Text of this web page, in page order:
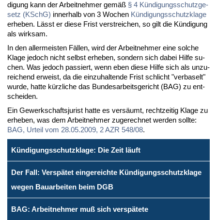
di­gung kann der Ar­beit­neh­mer ge­mäß § 4 Kün­di­gungs­schutz­ge­
setz (KSchG) in­ner­halb von 3 Wo­chen Kün­di­gungs­schutz­kla­ge
er­he­ben. Lässt er die­se Frist ver­strei­chen, so gilt die Kün­di­gung
als wirk­sam.
In den al­ler­meis­ten Fäl­len, wird der Ar­beit­neh­mer ei­ne sol­che
Kla­ge je­doch nicht selbst er­he­ben, son­dern sich da­bei Hil­fe su­
chen. Was je­doch pas­siert, wenn eben die­se Hil­fe sich als un­zu­
rei­chend er­weist, da die ein­zu­hal­ten­de Frist schlicht "ver­ba­selt"
wur­de, hat­te kürz­li­che das Bun­des­ar­beits­ge­richt (BAG) zu ent­
schei­den.
Ein Ge­werk­schafts­ju­rist hat­te es ver­säumt, recht­zei­tig Kla­ge zu
er­he­ben, was dem Ar­beit­neh­mer zu­ge­rech­net wer­den soll­te:
BAG, Ur­teil vom 28.05.2009, 2 AZR 548/08.
Kündigungsschutzklage: Die Zeit läuft
Der Fall: Verspätet eingereichte Kündigungsschutzklage
wegen Bauarbeiten beim DGB
BAG: Arbeitnehmer muß sich verspätete